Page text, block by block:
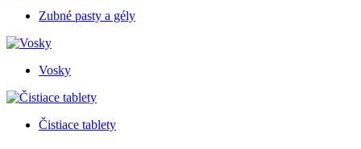
Zubné pasty a gély
Vosky
Čistiace tablety